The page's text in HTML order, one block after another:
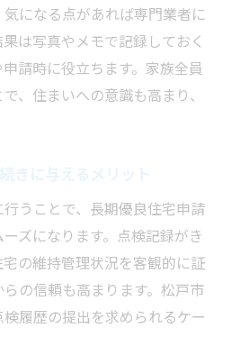
になる点があれば専門業者に
は写真やメモで記録しておく
請時に役立ちます。家族全員
、住まいへの意識も高まり、
うことで、長期優良住宅申請
ズになります。点検記録がき
の維持管理状況を客観的に証
の信頼も高まります。松戸市
履歴の提出を求められるケー